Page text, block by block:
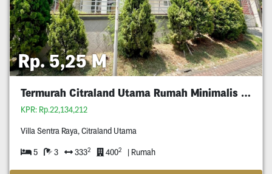
Rp. 5,25 M
Termurah Citraland Utama Rumah Minimalis 5M An
KPR: Rp.22,134,212
Villa Sentra Raya, Citraland Utama
5 3 3332 4002 | Rumah